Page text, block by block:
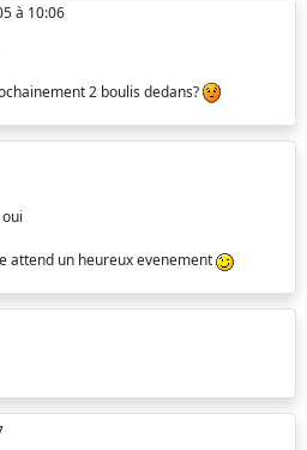
à 10:06
2 boulis dedans?
attend un heureux evenement